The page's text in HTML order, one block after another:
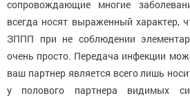
сопровождающие многие
всегда носят выраженный характер,
ЗППП при не соблюдении
очень просто. Передача инфекции
ваш партнер является всего лишь
у полового партнера видимых